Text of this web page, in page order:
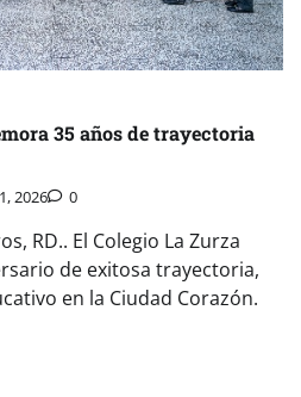
35 años de trayectoria
2026 0
RD.. El Colegio La Zurza
de exitosa trayectoria,
en la Ciudad Corazón.